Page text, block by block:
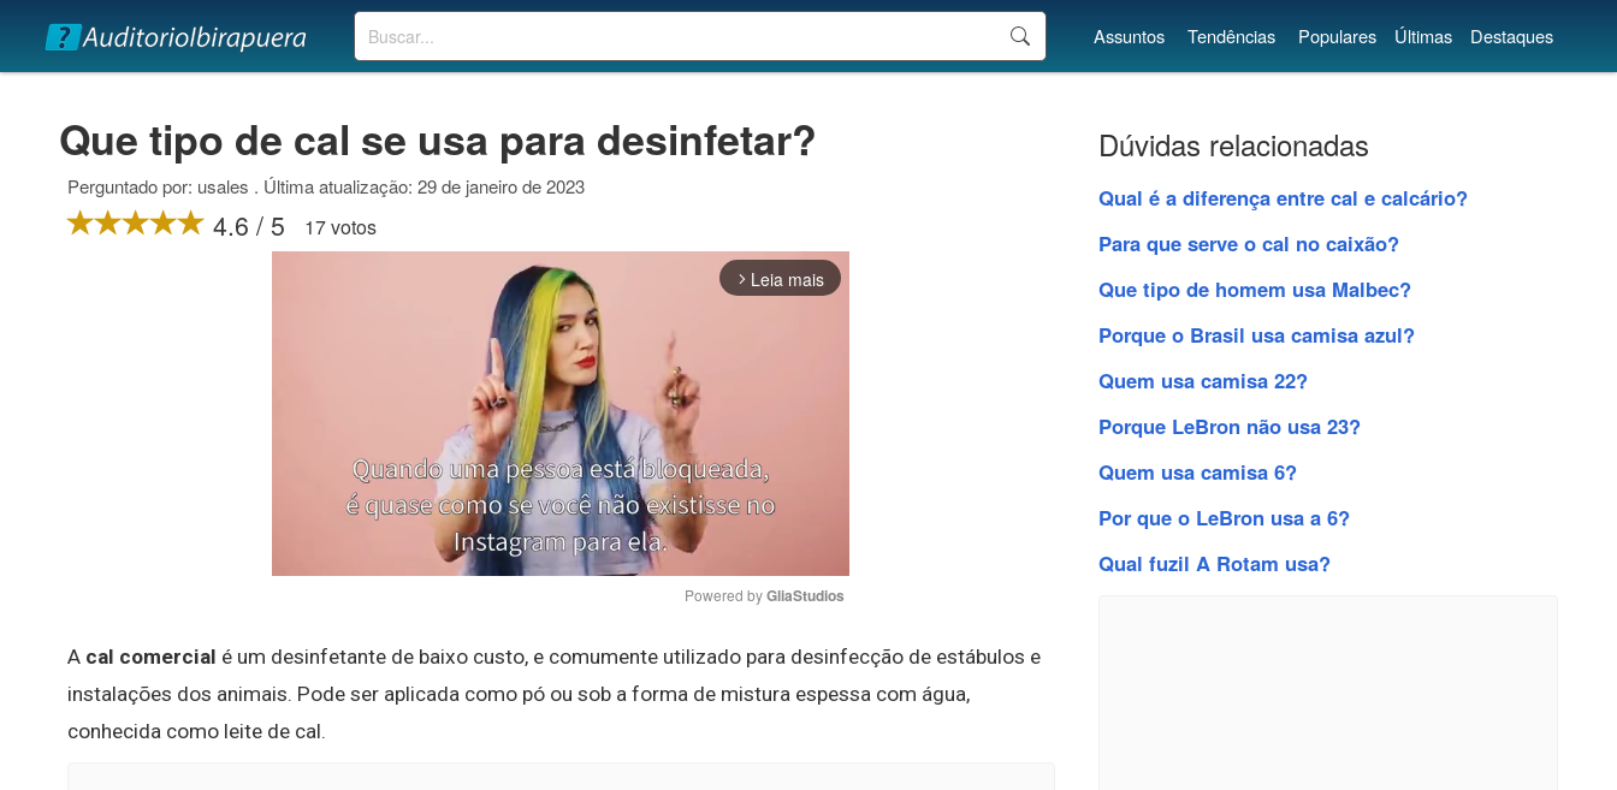
Buscar Assuntos Tendências Populares Últimas Destaques
Que tipo de cal se usa para desinfetar?
Perguntado por: usales . Última atualização: 29 de janeiro de 2023
4.6 / 5 17 votos
arrow_forward_ios Leia mais
Mute
Powered by GliaStudios
A cal comercial é um desinfetante de baixo custo, e comumente utilizado para desinfecção de estábulos e
instalações dos animais. Pode ser aplicada como pó ou sob a forma de mistura espessa com água,
conhecida como leite de cal.
Dúvidas relacionadas
Qual é a diferença entre cal e calcário?
Para que serve o cal no caixão?
Que tipo de homem usa Malbec?
Porque o Brasil usa camisa azul?
Quem usa camisa 22?
Porque LeBron não usa 23?
Quem usa camisa 6?
Por que o LeBron usa a 6?
Qual fuzil A Rotam usa?